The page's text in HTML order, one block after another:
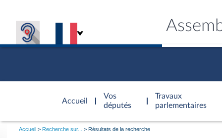
Accueil
d'accueil
Vos
députés
Travaux
parlementaires
Vous
Accueil Recherche sur... Résultats de la recherche